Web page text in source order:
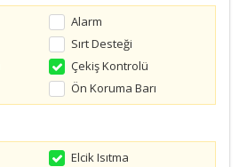
Alarm
Sırt Desteği
Çekiş Kontrolü
Ön Koruma Barı
Elcik Isıtma